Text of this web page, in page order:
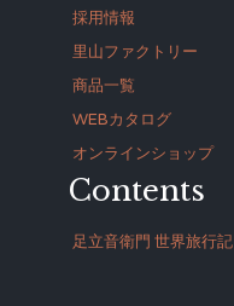
採用情報
里山ファクトリー
商品一覧
WEBカタログ
オンラインショップ
Contents
足立音衛門 世界旅行記